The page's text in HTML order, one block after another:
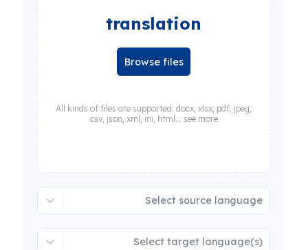
translation
Browse files
All kinds of files are supported: docx, xlsx, pdf, jpeg,
csv, json, xml, ini, html... see more
Select source language
Select target language(s)